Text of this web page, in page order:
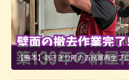
【熊本】あさぎり町の古民家再生プ